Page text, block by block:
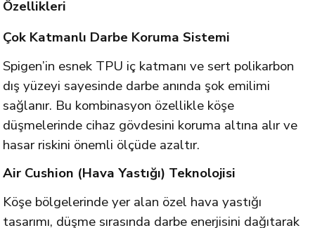
Özellikleri
Çok Katmanlı Darbe Koruma Sistemi
Spigen’in esnek TPU iç katmanı ve sert polikarbon
dış yüzeyi sayesinde darbe anında şok emilimi
sağlanır. Bu kombinasyon özellikle köşe
düşmelerinde cihaz gövdesini koruma altına alır ve
hasar riskini önemli ölçüde azaltır.
Air Cushion (Hava Yastığı) Teknolojisi
Köşe bölgelerinde yer alan özel hava yastığı
tasarımı, düşme sırasında darbe enerjisini dağıtarak